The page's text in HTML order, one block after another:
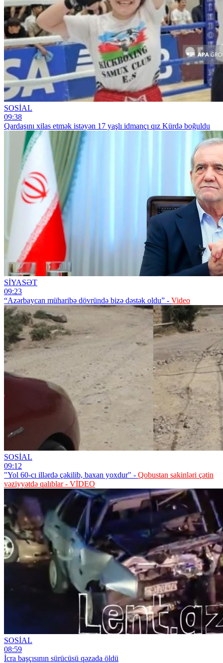
SOSİAL
09:38
Qardaşını xilas etmək istəyən 17 yaşlı idmançı qız Kürdə boğuldu
SİYASƏT
09:23
“Azərbaycan müharibə dövründə bizə dəstək oldu” - Video
SOSİAL
09:12
"Yol 60-cı illərdə çəkilib, baxan yoxdur" - Qobustan sakinləri çətin
vəziyyətdə qalıblar - VİDEO
SOSİAL
08:59
İcra başçısının sürücüsü qəzada öldü